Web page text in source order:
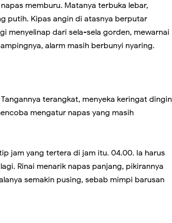
memburu. Matanya terbuka lebar,
putih. Kipas angin di atasnya berputar
menyelinap dari sela-sela gorden, mewarnai
alarm masih berbunyi nyaring.
terangkat, menyeka keringat dingin
mengatur napas yang masih
jam yang tertera di jam itu. 04.00. Ia harus
Rinai menarik napas panjang, pikirannya
semakin pusing, sebab mimpi barusan